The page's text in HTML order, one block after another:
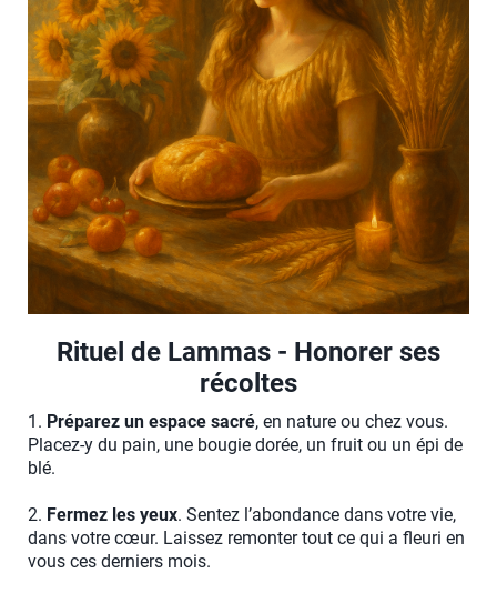
Rituel de Lammas - Honorer ses
récoltes
1. Préparez un espace sacré, en nature ou chez vous.
Placez-y du pain, une bougie dorée, un fruit ou un épi de
blé.
2. Fermez les yeux. Sentez l’abondance dans votre vie,
dans votre cœur. Laissez remonter tout ce qui a fleuri en
vous ces derniers mois.